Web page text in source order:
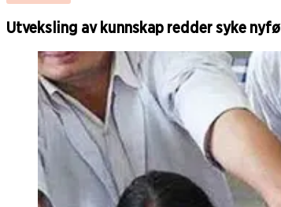
Utveksling av kunnskap redder syke